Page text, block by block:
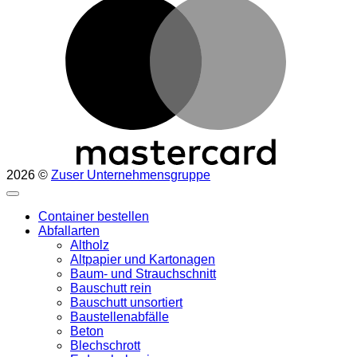
2026 © Zuser Unternehmensgruppe
Container bestellen
Abfallarten
Altholz
Altpapier und Kartonagen
Baum- und Strauchschnitt
Bauschutt rein
Bauschutt unsortiert
Baustellenabfälle
Beton
Blechschrott